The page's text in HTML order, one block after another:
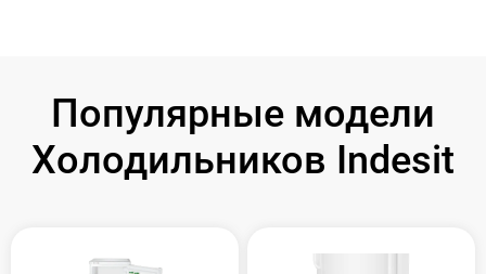
Популярные модели
Холодильников Indesit